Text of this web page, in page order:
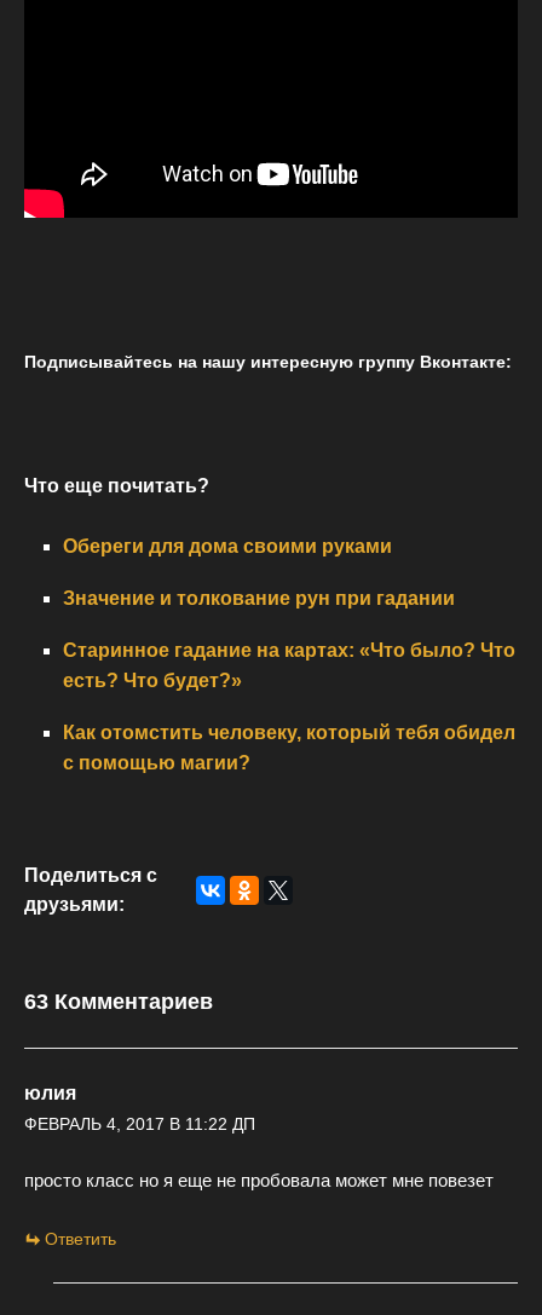
Подписывайтесь на нашу интересную группу Вконтакте:
Что еще почитать?
Обереги для дома своими руками
Значение и толкование рун при гадании
Старинное гадание на картах: «Что было? Что
есть? Что будет?»
Как отомстить человеку, который тебя обидел
с помощью магии?
Поделиться с
друзьями:
63 Комментариев
юлия
ФЕВРАЛЬ 4, 2017 В 11:22 ДП
просто класс но я еще не пробовала может мне повезет
Ответить